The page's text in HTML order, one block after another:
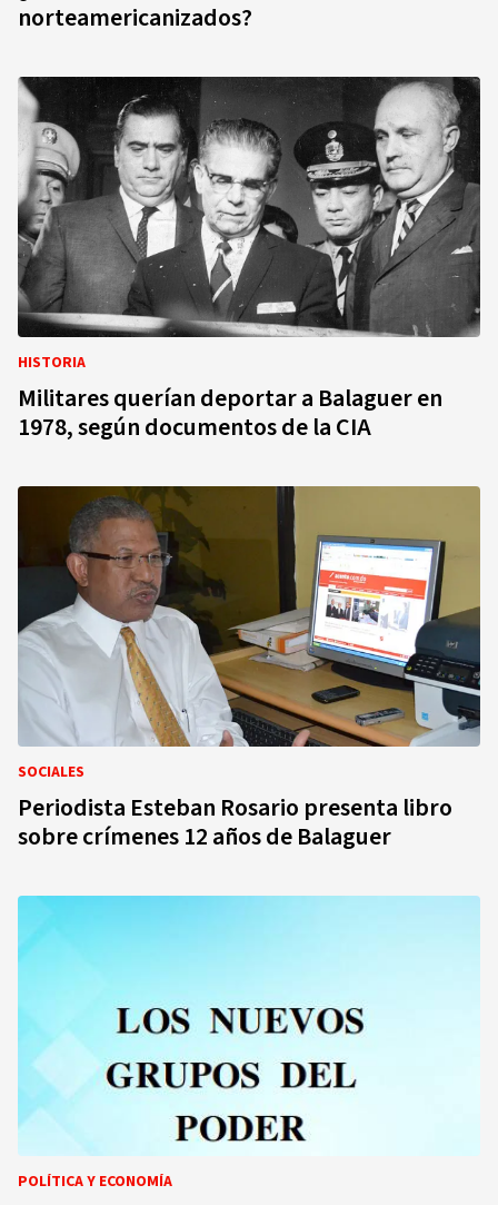
norteamericanizados?
HISTORIA
Militares querían deportar a Balaguer en
1978, según documentos de la CIA
SOCIALES
Periodista Esteban Rosario presenta libro
sobre crímenes 12 años de Balaguer
POLÍTICA Y ECONOMÍA